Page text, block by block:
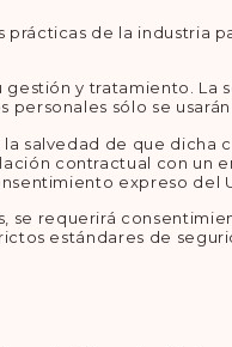
de la industria
y tratamiento. La
sólo se
salvedad de que dicha
contractual con un
expreso del
se requerirá
estándares de